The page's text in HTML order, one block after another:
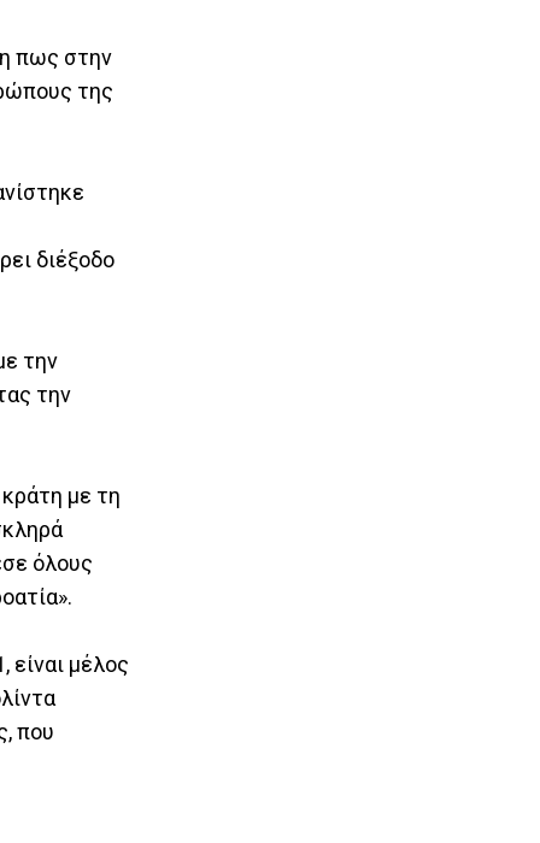
πως στην
της
διέξοδο
την
την
με τη
όλους
είναι μέλος
που